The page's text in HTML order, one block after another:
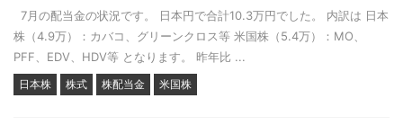
7月の配当金の状況です。 日本円で合計10.3万円でした。 内訳は 日本
株（4.9万）：カバコ、グリーンクロス等 米国株（5.4万）：MO、
PFF、EDV、HDV等 となります。 昨年比 ...
日本株 株式 株配当金 米国株